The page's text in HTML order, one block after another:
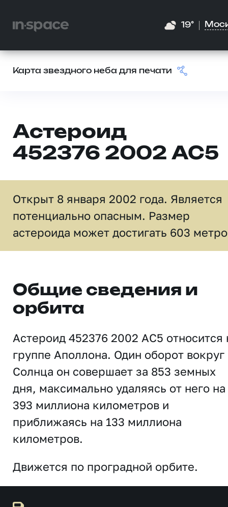
19°
Карта звездного неба для печати
Астероид
452376 2002 AC5
Открыт 8 января 2002 года. Является
потенциально опасным. Размер
астероида может достигать 603
Общие сведения и
орбита
Астероид 452376 2002 AC5 относится
группе Аполлона. Один оборот вокруг
Солнца он совершает за 853 земных
дня, максимально удаляясь от него на
393 миллиона километров и
приближаясь на 133 миллиона
километров.
Движется по проградной орбите.